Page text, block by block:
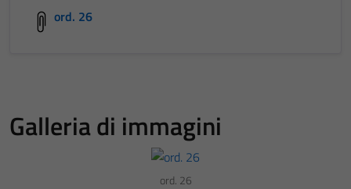
ord. 26
Galleria di immagini
ord. 26